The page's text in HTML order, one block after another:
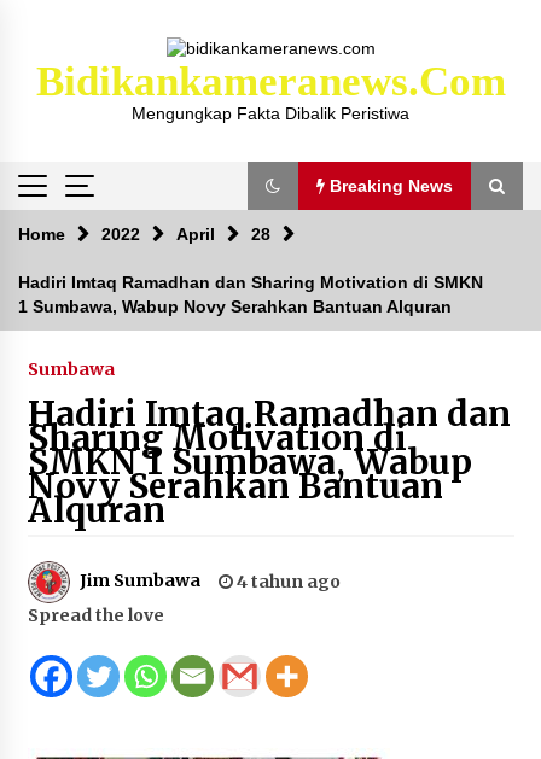
Bidikankameranews.com
Mengungkap Fakta Dibalik Peristiwa
Breaking News
Breaking News
Kejaksaan KSB Mulai Lidik Mafia Tanah Desa
Sekongkang Bawah
2 tahun ago
Laporan Dugaan Pencabulan di Desa Sepayung
Kec. Plampang, Polres Sumbawa Pastikan
Proses Penyelidikan Berjalan Maksimal
4 minggu ago
Juanda, Edukasi Masyarakat dalam Mengurus
Administrasi Kendaraan Berupa SIM
4 minggu ago
HUT ke-46 Dekranas di Makassar, di Hadapan
Ny. Selvi Gibran Ketua Dekranasda Sumbawa
Home 2022 April 28
Hadiri Imtaq Ramadhan dan Sharing Motivation di SMKN
1 Sumbawa, Wabup Novy Serahkan Bantuan Alquran
Sumbawa
Hadiri Imtaq Ramadhan dan
Sharing Motivation di
SMKN 1 Sumbawa, Wabup
Novy Serahkan Bantuan
Alquran
Jim Sumbawa
4 tahun ago
Spread the love